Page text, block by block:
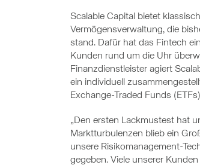
Scalable Capital bietet
Vermögensverwaltung, die
stand. Dafür hat das Fintech
Kunden rund um die Uhr
Finanzdienstleister agiert
ein individuell
Exchange-Traded Funds
„Den ersten Lackmustest hat
Marktturbulenzen blieb ein
unsere Risikomanagement-
gegeben. Viele unserer